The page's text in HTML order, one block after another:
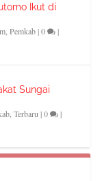
Ikut di
,Pemkab|0 |
Sungai
,Terbaru |0 |